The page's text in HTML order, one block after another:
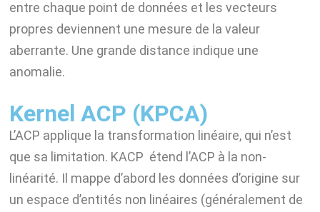
entre chaque point de données et les vecteurs
propres deviennent une mesure de la valeur
aberrante. Une grande distance indique une
anomalie.
Kernel ACP (KPCA)
L’ACP applique la transformation linéaire, qui n’est
que sa limitation. KACP étend l’ACP à la non-
linéarité. Il mappe d’abord les données d’origine sur
un espace d’entités non linéaires (généralement de